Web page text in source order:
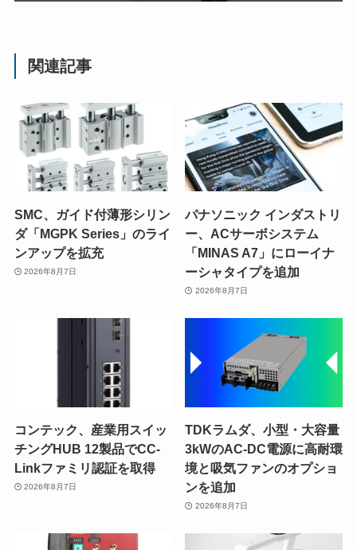
関連記事
SMC、ガイド付薄形シリン
ダ「MGPK Series」のライ
ンアップを拡充
2026年8月7日
パナソニック インダストリ
ー、ACサーボシステム
「MINAS A7」にローイナ
ーシャタイプを追加
2026年8月7日
コンテック、産業用スイッ
チングHUB 12製品でCC-
Linkファミリ認証を取得
2026年8月7日
TDKラムダ、小型・大容量
3kWのAC-DC電源に高耐環
境と吸気ファンのオプショ
ンを追加
2026年8月7日